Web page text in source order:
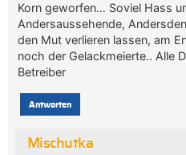
Korn geworfen… Soviel Hass
Andersaussehende,
den Mut verlieren lassen, am
noch der Gelackmeierte.. Alle
Betreiber
Antworten
Mischutka